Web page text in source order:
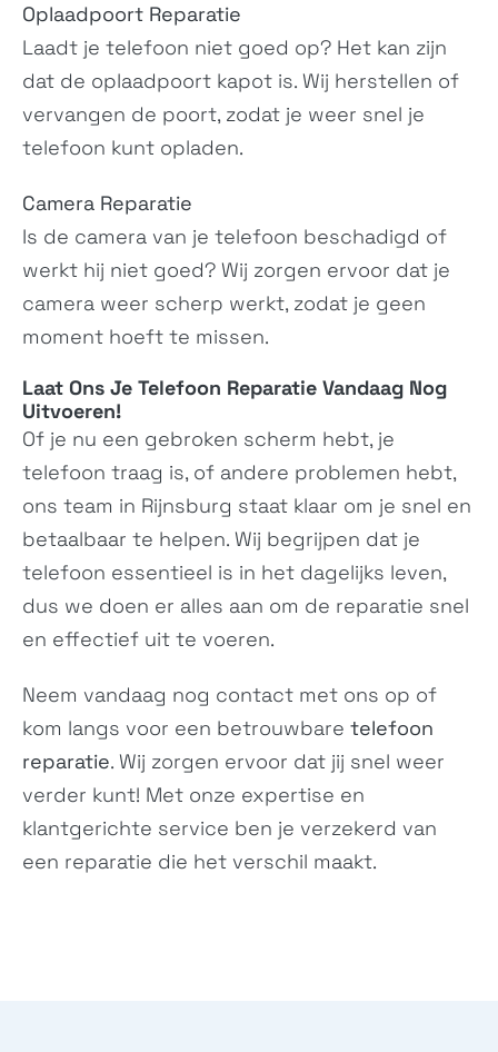
G025J, GA02099
Pixel 4 XL
G020P, G020,...
Pixel 3a
G020A, G020E,...
Pixel 3a XL
G020C, G020G,... G013A
Oplaadpoort Reparatie
Laadt je telefoon niet goed op? Het kan zijn
dat de oplaadpoort kapot is. Wij herstellen of
vervangen de poort, zodat je weer snel je
telefoon kunt opladen.
Camera Reparatie
Is de camera van je telefoon beschadigd of
werkt hij niet goed? Wij zorgen ervoor dat je
camera weer scherp werkt, zodat je geen
moment hoeft te missen.
Laat Ons Je Telefoon ReparatieVandaag Nog
Uitvoeren!
Of je nu een gebroken scherm hebt, je
telefoon traag is, of andere problemen hebt,
ons team in Rijnsburg staat klaar om je snel en
betaalbaar te helpen. Wij begrijpen dat je
telefoon essentieel is in het dagelijks leven,
dus we doen er alles aan om de reparatie snel
en effectief uit te voeren.
Neem vandaag nog contactmet ons op of
kom langs voor een betrouwbare telefoon
reparatie. Wij zorgen ervoor dat jij snel weer
verder kunt! Met onze expertise en
klantgerichte service ben je verzekerd van
een reparatie die het verschil maakt.